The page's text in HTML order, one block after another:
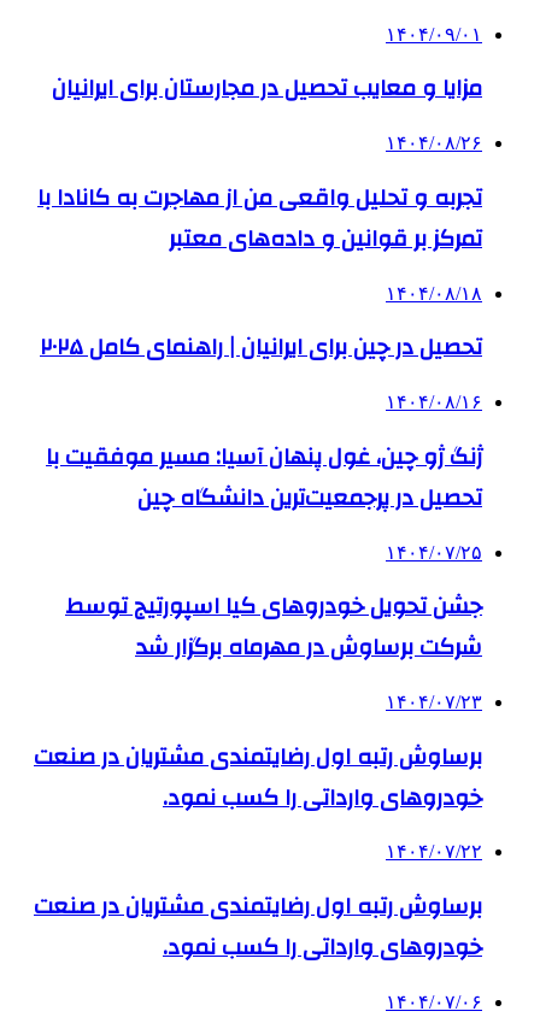
۱۴۰۴/۰۹/۰۱
مزایا و معایب تحصیل در مجارستان برای ایرانیان
۱۴۰۴/۰۸/۲۶
تجربه و تحلیل واقعی من از مهاجرت به کانادا با
تمرکز بر قوانین و داده‌های معتبر
۱۴۰۴/۰۸/۱۸
تحصیل در چین برای ایرانیان | راهنمای کامل ۲۰۲۵
۱۴۰۴/۰۸/۱۶
ژنگ ژو چین، غول پنهان آسیا: مسیر موفقیت با
تحصیل در پرجمعیت‌ترین دانشگاه چین
۱۴۰۴/۰۷/۲۵
جشن تحویل خودروهای کیا اسپورتیج توسط
شرکت برساوش در مهرماه برگزار شد
۱۴۰۴/۰۷/۲۳
برساوش رتبه اول رضایتمندی مشتریان در صنعت
خودروهای وارداتی را کسب نمود.
۱۴۰۴/۰۷/۲۲
برساوش رتبه اول رضایتمندی مشتریان در صنعت
خودروهای وارداتی را کسب نمود.
۱۴۰۴/۰۷/۰۶